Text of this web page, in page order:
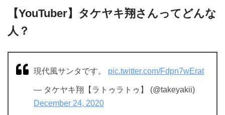
【YouTuber】タケヤキ翔さんってどんな
⼈？
現代風サンタです。 pic.twitter.com/Fdpn7wErat
— タケヤキ翔【ラトゥラトゥ】 (@takeyakii)
December 24, 2020